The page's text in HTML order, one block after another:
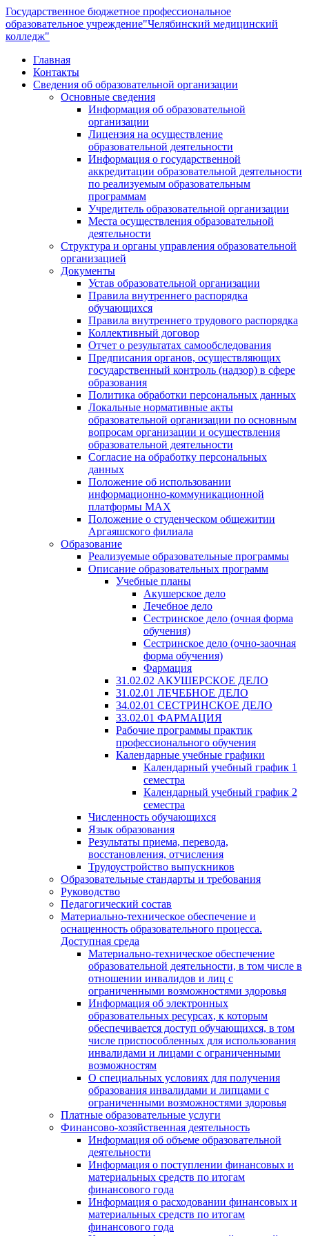
Государственное бюджетное профессиональное
образовательное учреждение"Челябинский медицинский
колледж"
Главная
Контакты
Сведения об образовательной организации
Основные сведения
Информация об образовательной
организации
Лицензия на осуществление
образовательной деятельности
Информация о государственной
аккредитации образовательной деятельности
по реализуемым образовательным
программам
Учредитель образовательной организации
Места осуществления образовательной
деятельности
Структура и органы управления образовательной
организацией
Документы
Устав образовательной организации
Правила внутреннего распорядка
обучающихся
Правила внутреннего трудового распорядка
Коллективный договор
Отчет о результатах самообследования
Предписания органов, осуществляющих
государственный контроль (надзор) в сфере
образования
Политика обработки персональных данных
Локальные нормативные акты
образовательной организации по основным
вопросам организации и осуществления
образовательной деятельности
Согласие на обработку персональных
данных
Положение об использовании
информационно-коммуникационной
платформы MAX
Положение о студенческом общежитии
Аргаяшского филиала
Образование
Реализуемые образовательные программы
Описание образовательных программ
Учебные планы
Акушерское дело
Лечебное дело
Сестринское дело (очная форма
обучения)
Сестринское дело (очно-заочная
форма обучения)
Фармация
31.02.02 АКУШЕРСКОЕ ДЕЛО
31.02.01 ЛЕЧЕБНОЕ ДЕЛО
34.02.01 СЕСТРИНСКОЕ ДЕЛО
33.02.01 ФАРМАЦИЯ
Рабочие программы практик
профессионального обучения
Календарные учебные графики
Календарный учебный график 1
семестра
Календарный учебный график 2
семестра
Численность обучающихся
Язык образования
Результаты приема, перевода,
восстановления, отчисления
Трудоустройство выпускников
Образовательные стандарты и требования
Руководство
Педагогический состав
Материально-техническое обеспечение и
оснащенность образовательного процесса.
Доступная среда
Материально-техническое обеспечение
образовательной деятельности, в том числе в
отношении инвалидов и лиц с
ограниченными возможностями здоровья
Информация об электронных
образовательных ресурсах, к которым
обеспечивается доступ обучающихся, в том
числе приспособленных для использования
инвалидами и лицами с ограниченными
возможностям
О специальных условиях для получения
образования инвалидами и липцами с
ограниченными возможностями здоровья
Платные образовательные услуги
Финансово-хозяйственная деятельность
Информация об объеме образовательной
деятельности
Информация о поступлении финансовых и
материальных средств по итогам
финансового года
Информация о расходовании финансовых и
материальных средств по итогам
финансового года